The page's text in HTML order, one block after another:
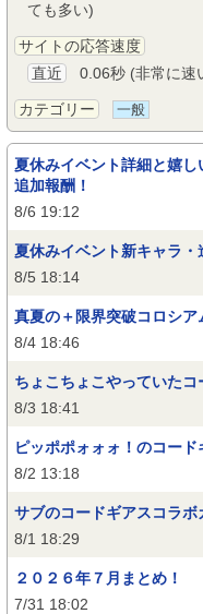
ても多い)
サイトの応答速度
直近
0.06秒 (非常に速
カテゴリー 一般
夏休みイベント詳細と嬉
追加報酬！
8/6 19:12
夏休みイベント新キャラ・
8/5 18:14
真夏の＋限界突破コロシア
8/4 18:46
ちょこちょこやっていたコ
8/3 18:41
ピッポポォォォ！のコード
8/2 13:18
サブのコードギアスコラボ
8/1 18:29
２０２６年７月まとめ！
7/31 18:02